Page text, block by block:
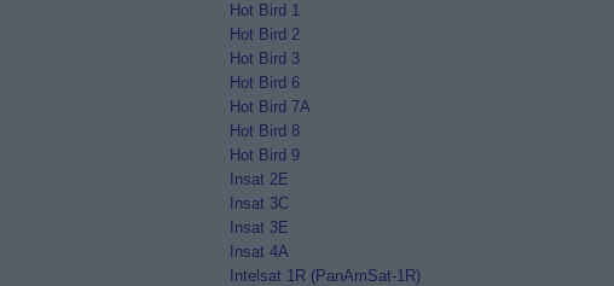
Hot Bird 1
Hot Bird 2
Hot Bird 3
Hot Bird 6
Hot Bird 7A
Hot Bird 8
Hot Bird 9
Insat 2E
Insat 3C
Insat 3E
Insat 4A
Intelsat 1R (PanAmSat-1R)